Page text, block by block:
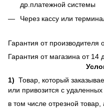
др.платежной системы
Через кассу или
Гарантия от производителя
Гарантия от магазина от 14
Условия
1) Товар, который
или привозится с удаленных
в том числе отрезной